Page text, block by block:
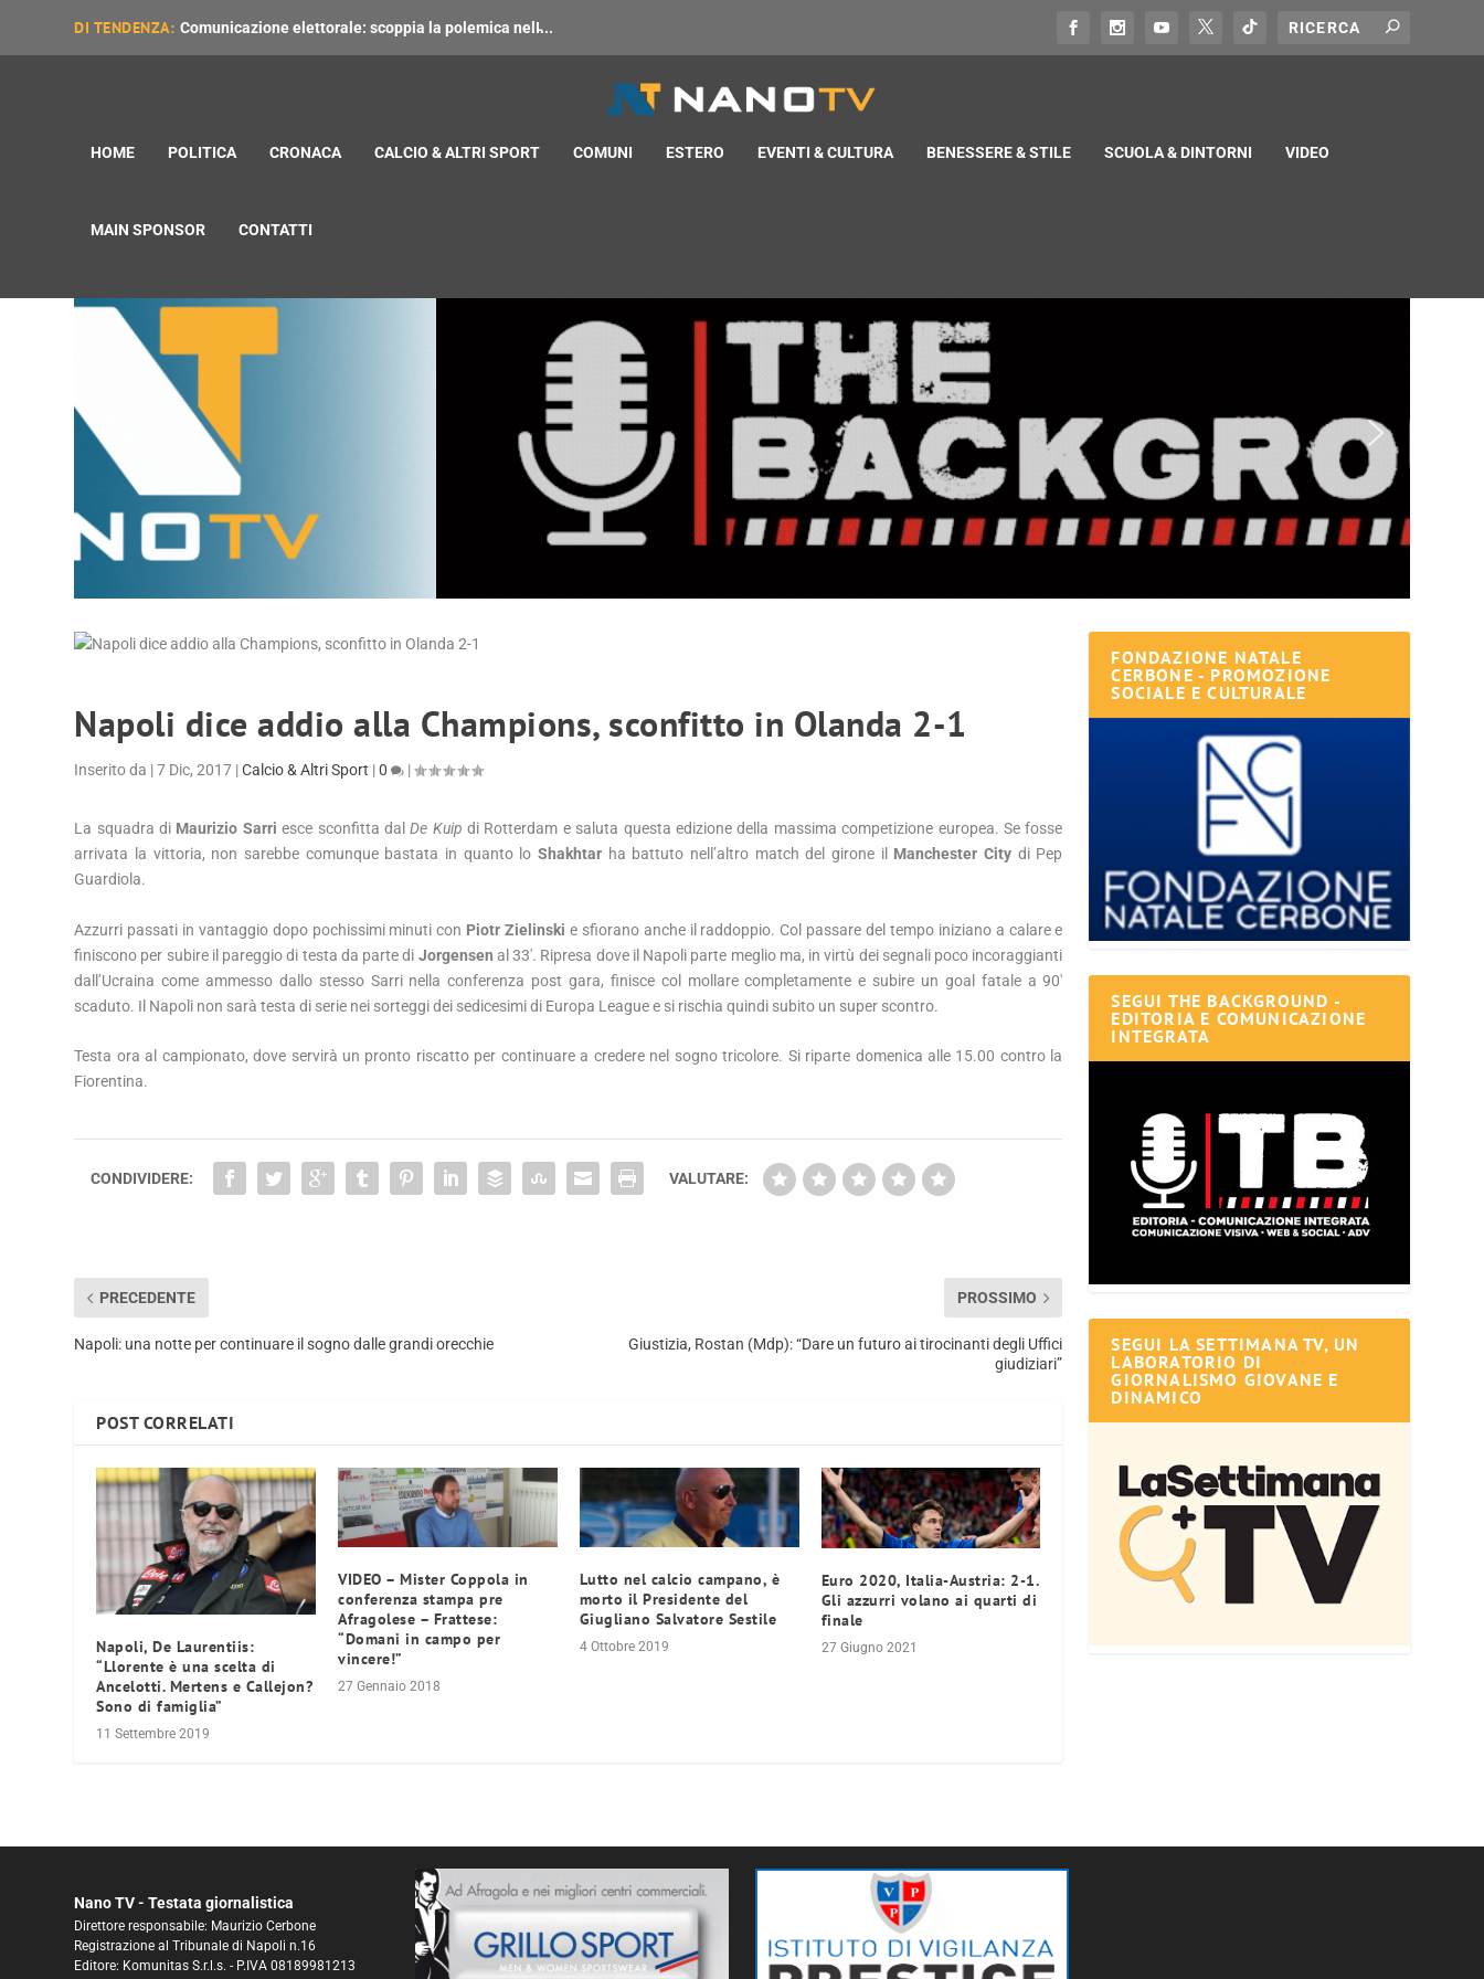
DI TENDENZA: Comunicazione elettorale: scoppia la polemica nell̵...
HOME POLITICA CRONACA CALCIO & ALTRI SPORT COMUNI ESTERO EVENTI & CULTURA BENESSERE & STILE SCUOLA & DINTORNI VIDEO
MAIN SPONSOR CONTATTI
Napoli dice addio alla Champions, sconfitto in Olanda 2-1
Inserito da |7 Dic, 2017 |Calcio & Altri Sport |0 |
La squadra di Maurizio Sarri esce sconfitta dalDe Kuip di Rotterdam e saluta questa edizione della massima competizione europea. Se fosse
arrivata la vittoria, non sarebbe comunque bastata in quanto lo Shakhtarha battuto nell’altro match del girone il Manchester City di Pep
Guardiola.
Azzurri passati in vantaggio dopo pochissimi minuti con Piotr Zielinski e sfiorano anche il raddoppio. Col passare del tempo iniziano a calare e
finiscono per subire il pareggio di testa da parte di Jorgensen al 33′. Ripresa dove il Napoli parte meglio ma, in virtù dei segnali poco incoraggianti
dall’Ucraina come ammesso dallo stesso Sarri nella conferenza post gara, finisce col mollare completamente e subire un goal fatale a 90′
scaduto. Il Napoli non sarà testa di serie nei sorteggi dei sedicesimi di Europa League e si rischia quindi subito un super scontro.
Testa ora al campionato, dove servirà un pronto riscatto per continuare a credere nel sogno tricolore. Si riparte domenica alle 15.00 contro la
Fiorentina.
CONDIVIDERE: VALUTARE:
PRECEDENTE
Napoli: una notte per continuare il sogno dalle grandi orecchie
PROSSIMO
Giustizia, Rostan (Mdp): “Dare un futuro ai tirocinanti degli Uffici
giudiziari”
POST CORRELATI
Napoli, De Laurentiis:
“Llorente è una scelta di
Ancelotti. Mertens e Callejon?
Sono di famiglia”
11 Settembre 2019
VIDEO – Mister Coppola in
conferenza stampa pre
Afragolese – Frattese:
“Domani in campo per
vincere!”
27 Gennaio 2018
Lutto nel calcio campano, è
morto il Presidente del
Giugliano Salvatore Sestile
4 Ottobre 2019
Euro 2020, Italia-Austria: 2-1.
Gli azzurri volano ai quarti di
finale
27 Giugno 2021
FONDAZIONE NATALE
CERBONE - PROMOZIONE
SOCIALE E CULTURALE
SEGUI THE BACKGROUND -
EDITORIA E COMUNICAZIONE
INTEGRATA
SEGUI LA SETTIMANA TV, UN
LABORATORIO DI
GIORNALISMO GIOVANE E
DINAMICO
Nano TV - Testata giornalistica
Direttore responsabile: Maurizio Cerbone
Registrazione al Tribunale di Napoli n.16
Editore: Komunitas S.r.l.s. - P.IVA 08189981213